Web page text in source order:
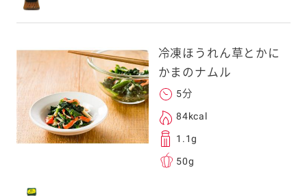
冷凍ほうれん草とかに
かまのナムル
5分
84kcal
1.1g
50g